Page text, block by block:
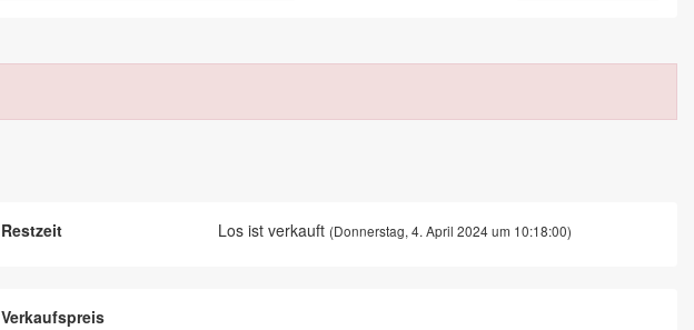
Restzeit Los ist verkauft (Donnerstag, 4. April 2024 um 10:18:00)
Verkaufspreis